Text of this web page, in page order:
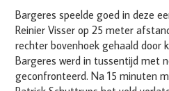
Bargeres speelde goed in deze
Reinier Visser op 25 meter
rechter bovenhoek gehaald door
Bargeres werd in tussentijd met
geconfronteerd. Na 15 minuten